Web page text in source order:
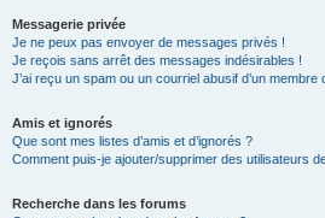
Messagerie privée
Je ne peux pas envoyer de messages privés !
Je reçois sans arrêt des messages indésirables !
J’ai reçu un spam ou un courriel abusif d’un membre
Amis et ignorés
Que sont mes listes d’amis et d’ignorés ?
Comment puis-je ajouter/supprimer des utilisateurs
Recherche dans les forums